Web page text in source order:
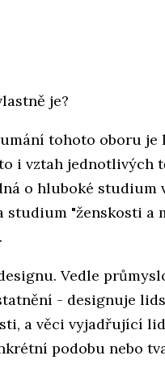
je?
tohoto oboru je
i vztah jednotlivých
o hluboké studium
studium "ženskosti a
Vedle
- designuje
a věci vyjadřující
podobu nebo